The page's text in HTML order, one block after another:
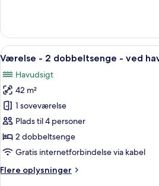
-
kingsize-
-
ved
havet
Indlæs
alle
billeder
af
Værelse
-
2
dobbeltsenge
ved
Et
5
Værelse - 2 dobbeltsenge - ved
Havudsigt
42 m²
1 soveværelse
Plads til 4 personer
2 dobbeltsenge
Gratis internetforbindelse via kabel
Flere oplysninger
Flere